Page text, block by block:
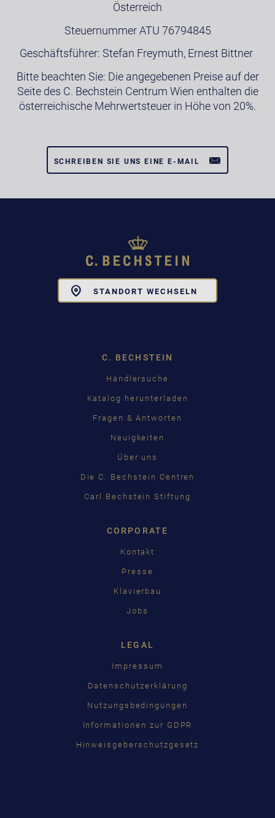
Österreich
Steuernummer ATU 76794845
Geschäftsführer: Stefan Freymuth, Ernest Bittner
Bitte beachten Sie: Die angegebenen Preise auf der
Seite des C. Bechstein Centrum Wien enthalten die
österreichische Mehrwertsteuer in Höhe von 20%.
SCHREIBEN SIE UNS EINE E-MAIL
STANDORT WECHSELN
C. BECHSTEIN
Händlersuche
Katalog herunterladen
Fragen & Antworten
Neuigkeiten
Über uns
Die C. Bechstein Centren
Carl Bechstein Stiftung
CORPORATE
Kontakt
Presse
Klavierbau
Jobs
LEGAL
Impressum
Datenschutzerklärung
Nutzungsbedingungen
Informationen zur GDPR
Hinweisgeberschutzgesetz